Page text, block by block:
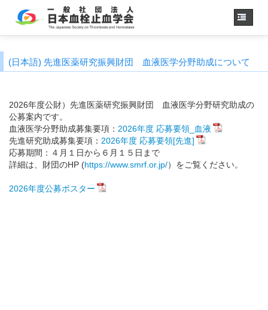
About us
Official Journal
Next Annual Congress
APSTH-JSTH Joint Symposium
Next SSC Symposium
(日本語) 先進医薬研究振興財団 血液医学分野助成について
2026年度公財）先進医薬研究振興財団 血液医学分野研究助成の
公募案内です。
血液医学分野助成募集要項： 2026年度 応募要領_血液
先進研究助成募集要項： 2026年度 応募要領[先進]
応募期間：４月１日から６月１５日まで
詳細は、財団のHP (https://www.smrf.or.jp/）をご覧ください。
2026年度公募ポスター